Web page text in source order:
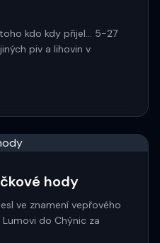
kdo kdy přijel... 5-27
piv a lihovin v
hody
ve znamení vepřového
do Chýnic za